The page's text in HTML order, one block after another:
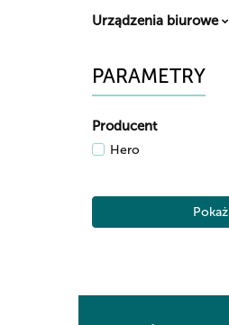
Urządzenia biurowe
PARAMETRY
Producent
Hero
Pokaż